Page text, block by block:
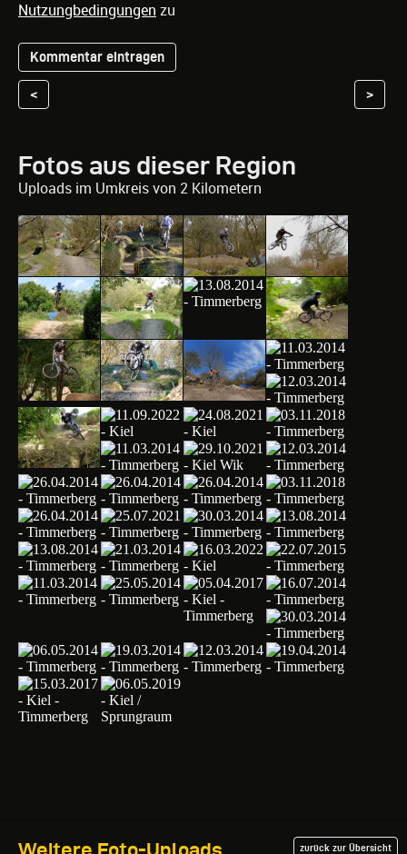
Nutzungbedingungen zu
< >
Fotos aus dieser Region
Uploads im Umkreis von 2 Kilometern
Weitere Foto-Uploads zurück zur Übersicht